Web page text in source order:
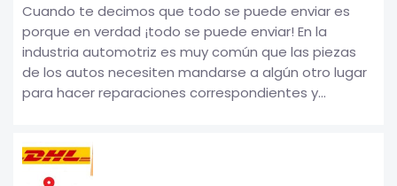
Cuando te decimos que todo se puede enviar es
porque en verdad ¡todo se puede enviar! En la
industria automotriz es muy común que las piezas
de los autos necesiten mandarse a algún otro lugar
para hacer reparaciones correspondientes y...